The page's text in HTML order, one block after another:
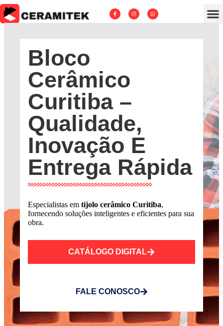
Bloco
Cerâmico
Curitiba –
Qualidade,
Inovação E
Entrega Rápida
Especialistas em tijolo cerâmico Curitiba,
fornecendo soluções inteligentes e eficientes para sua
obra.
CATÁLOGO DIGITAL
FALE CONOSCO